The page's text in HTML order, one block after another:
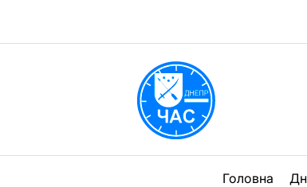
вмісту
Головна